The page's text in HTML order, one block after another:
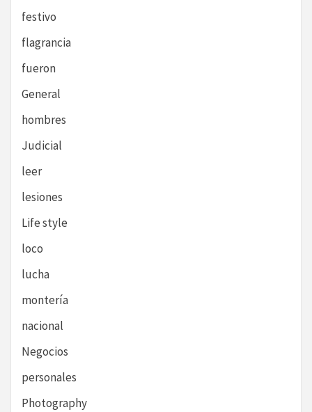
festivo
flagrancia
fueron
General
hombres
Judicial
leer
lesiones
Life style
loco
lucha
montería
nacional
Negocios
personales
Photography